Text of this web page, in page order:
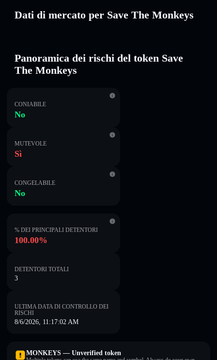
Dati di mercato per Save The Monkeys
Panoramica dei rischi del token Save
The Monkeys
CONIABILE
No
MUTEVOLE
Sì
CONGELABILE
No
% DEI PRINCIPALI DETENTORI
100.00%
DETENTORI TOTALI
3
ULTIMA DATA DI CONTROLLO DEI
RISCHI
8/6/2026, 11:17:02 AM
MONKEYS — Unverified token